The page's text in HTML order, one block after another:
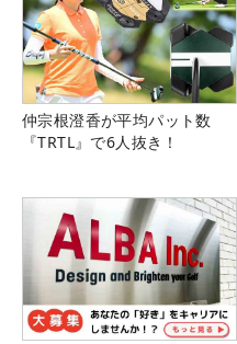
仲宗根澄香が平均パット数
『TRTL』で6人抜き！